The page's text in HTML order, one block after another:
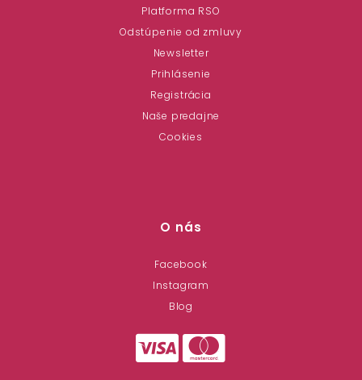
Platforma RSO
Odstúpenie od zmluvy
Newsletter
Prihlásenie
Registrácia
Naše predajne
Cookies
O nás
Facebook
Instagram
Blog